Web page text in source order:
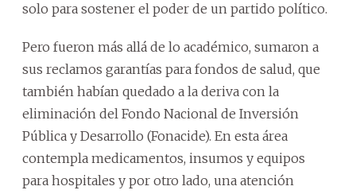
solo para sostener el poder de un partido político.
Pero fueron más allá de lo académico, sumaron a
sus reclamos garantías para fondos de salud, que
también habían quedado a la deriva con la
eliminación del Fondo Nacional de Inversión
Pública y Desarrollo (Fonacide). En esta área
contempla medicamentos, insumos y equipos
para hospitales y por otro lado, una atención